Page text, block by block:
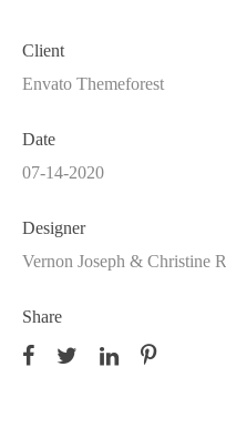
Client
Envato Themeforest
Date
07-14-2020
Designer
Vernon Joseph & Christine
Share